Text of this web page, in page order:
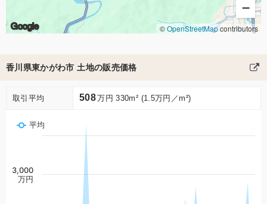
Google
−
©OpenStreetMapcontributors
香川県東かがわ市 土地の販売価格
取引平均 508万円 330m² (1.5万円／m²)
平均
3,000
万円